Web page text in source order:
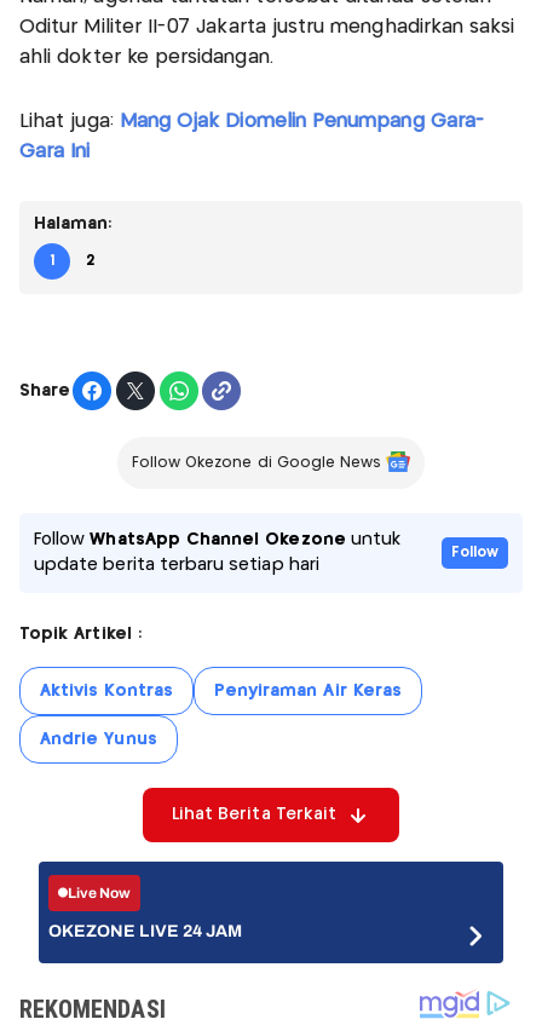
Oditur Militer II-07 Jakarta justru menghadirkan saksi
ahli dokter ke persidangan.
Lihat juga: Mang Ojak Diomelin Penumpang Gara-
Gara Ini
Halaman:
1 2
Share
Follow Okezone di Google News
FollowWhatsApp Channel Okezone untuk
update berita terbaru setiap hari
Follow
Topik Artikel :
Aktivis Kontras Penyiraman Air Keras
Andrie Yunus
Lihat Berita Terkait
Live Now
OKEZONE LIVE 24 JAM